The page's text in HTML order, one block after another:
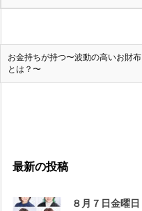
お金持ちが持つ〜波動の高いお財布
とは？〜
最新の投稿
８月７日金曜